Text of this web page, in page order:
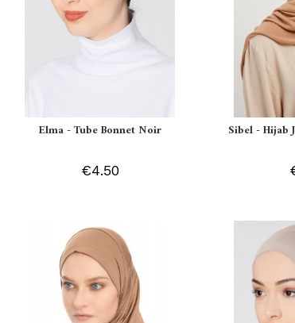
Elma - Tube Bonnet Noir
€4.50
Sibel - Hijab